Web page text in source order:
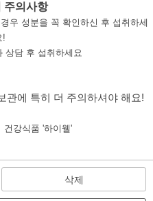
주의사항
우 성분을 꼭 확인하신 후 섭취하세
!
상담 후 섭취하세요
관에 특히 더 주의하셔야 해요!
건강식품 '하이웰'
삭제